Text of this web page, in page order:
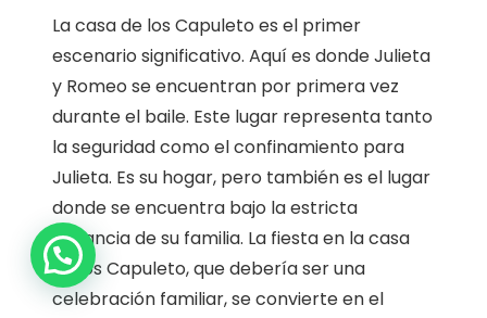
La casa de los Capuleto es el primer
escenario significativo. Aquí es donde Julieta
y Romeo se encuentran por primera vez
durante el baile. Este lugar representa tanto
la seguridad como el confinamiento para
Julieta. Es su hogar, pero también es el lugar
donde se encuentra bajo la estricta
vigilancia de su familia. La fiesta en la casa
de los Capuleto, que debería ser una
celebración familiar, se convierte en el